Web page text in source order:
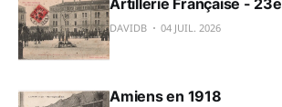
Artillerie Française -
DAVIDB 04 JUIL. 2026
Amiens en 1918